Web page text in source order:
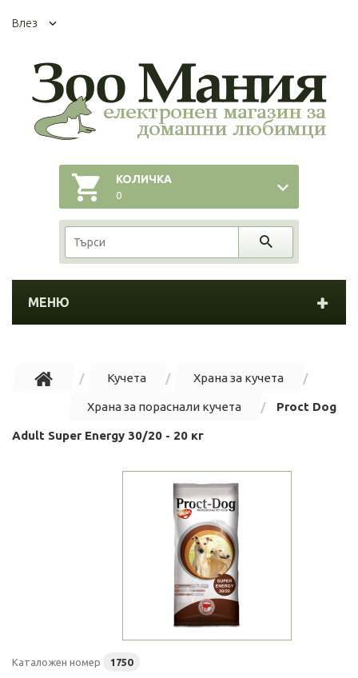
Влез
КОЛИЧКА
0
МЕНЮ
Кучета Храна за кучета
Храна за пораснали кучета Proct Dog
Adult Super Energy 30/20 - 20 кг
Каталожен номер 1750